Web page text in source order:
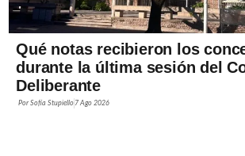
Qué notas recibieron los
durante la última sesión del
Deliberante
PorSofía Stupiello 7 Ago 2026